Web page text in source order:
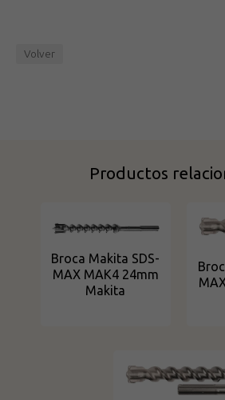
Volver
Productos
Broca Makita SDS-
MAX MAK4 24mm
Makita